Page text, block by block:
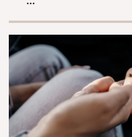
заключивших контракт
формирования, а также